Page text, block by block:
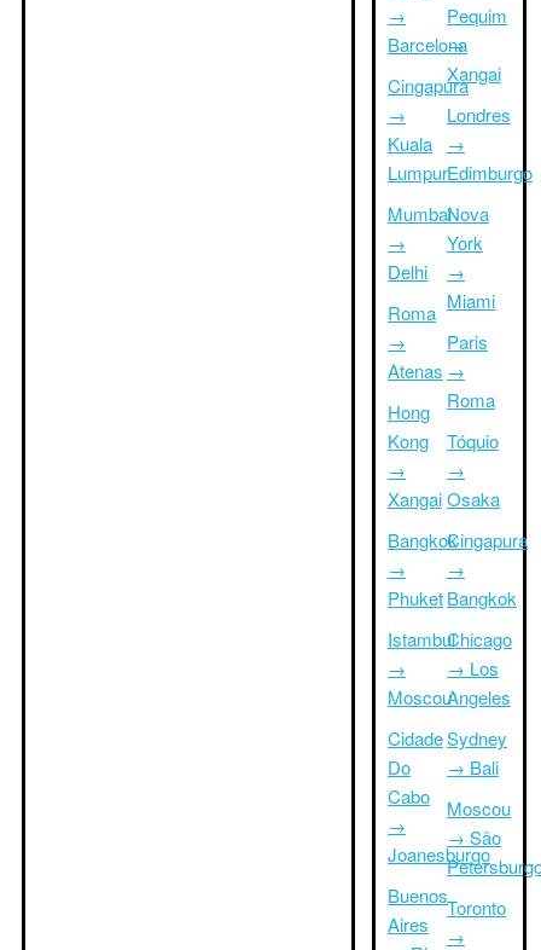
→
Barcelona
Cingapura
→
Kuala
Lumpur
Mumbai
→
Delhi
Roma
→
Atenas
Hong
Kong
→
Xangai
Bangkok
→
Phuket
Istambul
→
Moscou
Cidade
Do
Cabo
→
Joanesburgo
Buenos
Aires
Pequim
→
Xangai
Londres
→
Edimburgo
Nova
York
→
Miami
Paris
→
Roma
Tóquio
→
Osaka
Cingapura
→
Bangkok
Chicago
→ Los
Angeles
Sydney
→ Bali
Moscou
→ São
Toronto
→